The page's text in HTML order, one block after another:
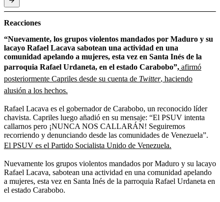
Reacciones
“Nuevamente, los grupos violentos mandados por Maduro y su
lacayo Rafael Lacava sabotean una actividad en una
comunidad apelando a mujeres, esta vez en Santa Inés de la
parroquia Rafael Urdaneta, en el estado Carabobo”, afirmó
posteriormente Capriles desde su cuenta de Twitter, haciendo
alusión a los hechos.
Rafael Lacava es el gobernador de Carabobo, un reconocido líder
chavista. Capriles luego añadió en su mensaje: “El PSUV intenta
callarnos pero ¡NUNCA NOS CALLARÁN! Seguiremos
recorriendo y denunciando desde las comunidades de Venezuela”.
El PSUV es el Partido Socialista Unido de Venezuela.
Nuevamente los grupos violentos mandados por Maduro y su lacayo
Rafael Lacava, sabotean una actividad en una comunidad apelando
a mujeres, esta vez en Santa Inés de la parroquia Rafael Urdaneta en
el estado Carabobo.